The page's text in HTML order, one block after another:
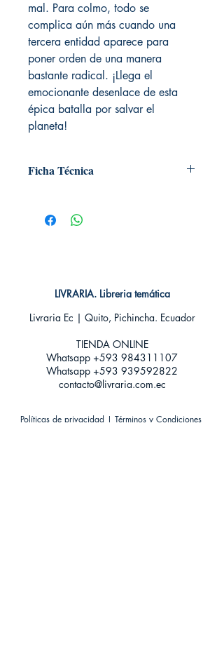
mal. Para colmo, todo se
complica aún más cuando una
tercera entidad aparece para
poner orden de una manera
bastante radical. ¡Llega el
emocionante desenlace de esta
épica batalla por salvar el
planeta!
Ficha Técnica
Editorial: MILKY WAY
Idioma: Castellano
Tamaño: Grande
LIVRARIA. Libreria temática
Livraria Ec | Quito, Pichincha. Ecuador
TIENDA ONLINE​
Whatsapp +593 984311107
Whatsapp +593 939592822
contacto@livraria.com.ec
Políticas de privacidad | Términos y Condiciones